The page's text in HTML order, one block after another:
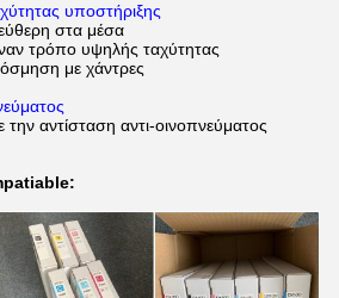
υποστήριξης
στα μέσα
τρόπο υψηλής ταχύτητας
με χάντρες
αντίσταση αντι-οινοπνεύματος